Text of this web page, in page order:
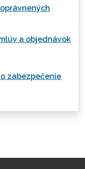
a objednávok
zabezpečenie